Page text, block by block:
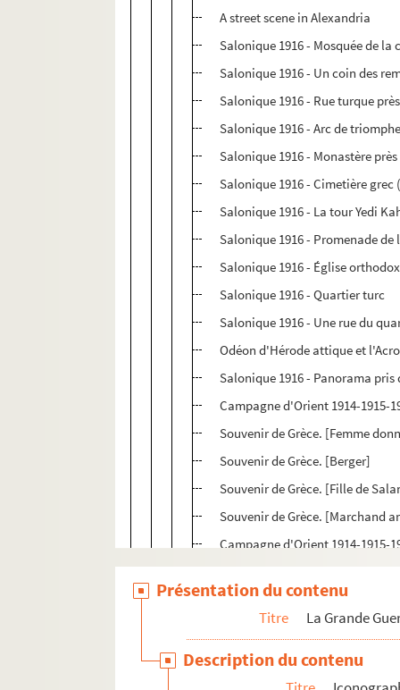
A street scene in Alexandria
Salonique 1916 - Mosquée de la
Salonique 1916 - Un coin des
Salonique 1916 - Rue turque
Salonique 1916 - Arc de
Salonique 1916 - Monastère
Salonique 1916 - Cimetière
Salonique 1916 - La tour Yedi
Salonique 1916 - Promenade
Salonique 1916 - Église
Salonique 1916 - Quartier turc
Salonique 1916 - Une rue du
Odéon d'Hérode attique et
Salonique 1916 - Panorama pris
Campagne d'Orient 1914-1915-
Souvenir de Grèce. [Femme
Souvenir de Grèce. [Berger]
Souvenir de Grèce. [Fille de
Souvenir de Grèce. [Marchand
Campagne d'Orient 1914-1915-
Salonique 1916 - Cimetière turc
1914-15... aux Dardanelles :
Costumes de divers villages et
Présentation du contenu
Titre La Grande
Description du contenu